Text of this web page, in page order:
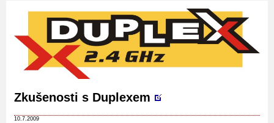
Zkušenosti s Duplexem
10.7.2009